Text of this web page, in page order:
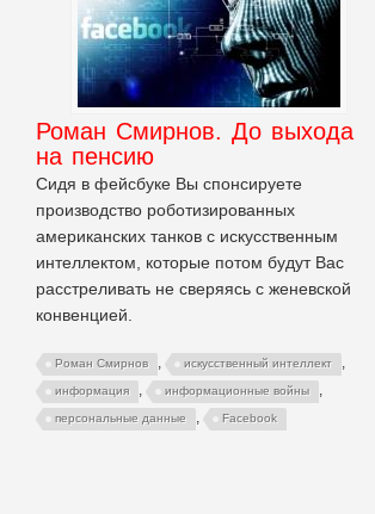
Роман Смирнов. До выхода
на пенсию
Сидя в фейсбуке Вы спонсируете
производство роботизированных
американских танков с искусственным
интеллектом, которые потом будут Вас
расстреливать не сверяясь с женевской
конвенцией.
Роман Смирнов , искусственный интеллект ,
информация , информационные войны ,
персональные данные , Facebook